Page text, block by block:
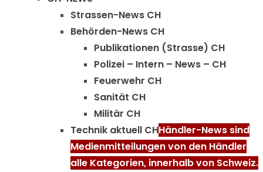
Strassen-News CH
Behörden-News CH
Publikationen (Strasse) CH
Polizei – Intern – News – CH
Feuerwehr CH
Sanität CH
Militär CH
Technik aktuell CHHändler-News sind
Medienmitteilungen von den Händler
alle Kategorien, innerhalb von Schweiz.